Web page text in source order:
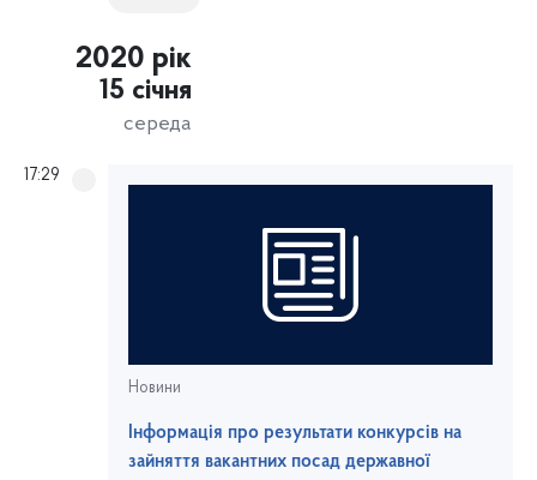
2020 рік
15 січня
середа
Новини
Інформація про результати конкурсів на
зайняття вакантних посад державної
17:29